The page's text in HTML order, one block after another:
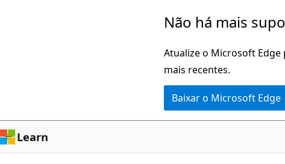
Não há mais
Atualize o Microsoft
mais recentes.
Baixar o Microsoft Edge
Learn